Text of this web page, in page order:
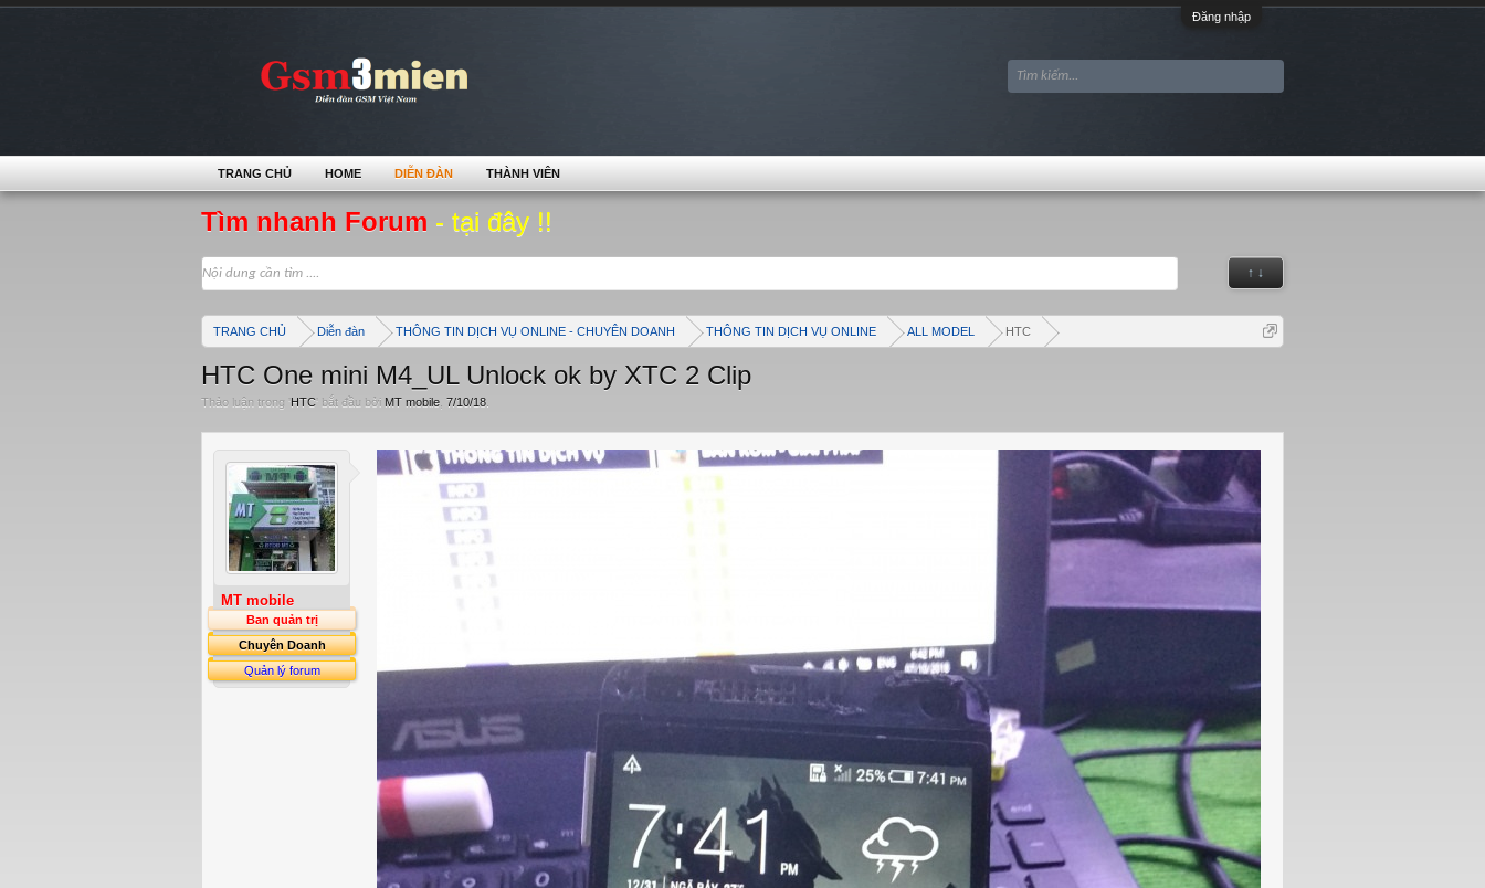
Đăng nhập
Tìm nhanh Forum - tại đây !!
↑ ↓
TRANG CHỦ Diễn đàn THÔNG TIN DỊCH VỤ ONLINE - CHUYÊN DOANH THÔNG TIN DỊCH VỤ ONLINE ALL MODEL HTC
HTC One mini M4_UL Unlock ok by XTC 2 Clip
Thảo luận trong 'HTC' bắt đầu bởi MT mobile 7/10/18
MT mobile
Ban quản trị
Chuyên Doanh
Quản lý forum
TRANG CHỦ HOME DIỄN ĐÀN THÀNH VIÊN